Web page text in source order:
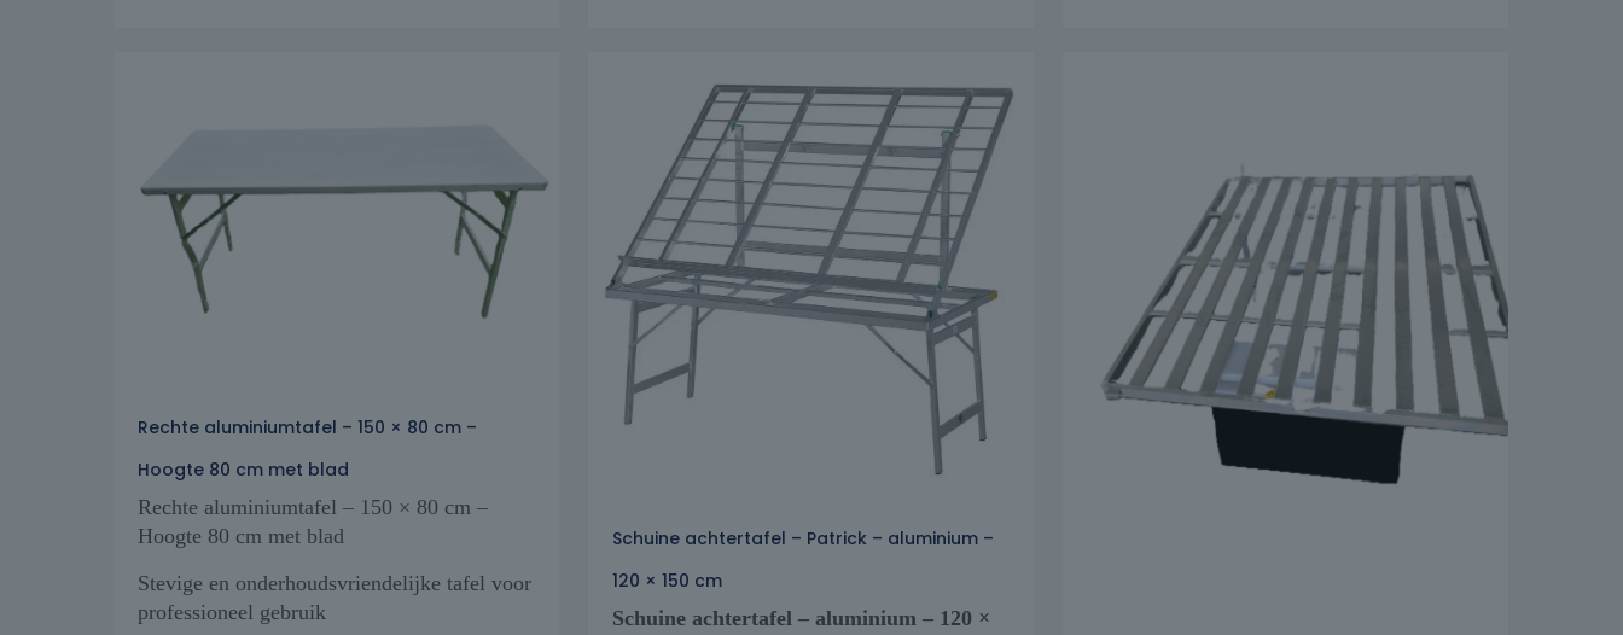
Rechte aluminiumtafel – 150 × 80 cm –
Hoogte 80 cm met blad
Rechte aluminiumtafel – 150 × 80 cm –
Hoogte 80 cm met blad
Stevige en onderhoudsvriendelijke tafel voor
professioneel gebruik
Schuine achtertafel – Patrick – aluminium –
120 × 150 cm
Schuine achtertafel – aluminium – 120 ×